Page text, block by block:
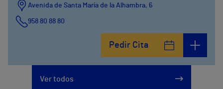
Avenida de Santa María de la Alhambra, 6
958 80 88 80
Pedir Cita
Ver todos